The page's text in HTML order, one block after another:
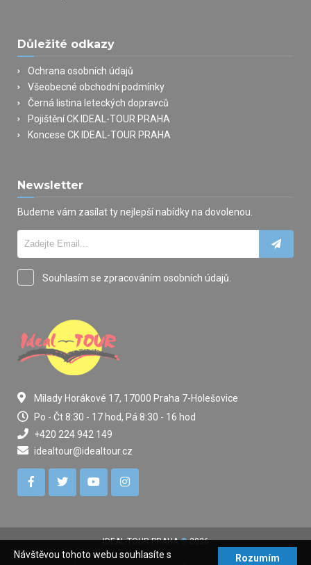
Rozumím
Návštěvou tohoto webu souhlasíte s
Důležité odkazy
Ochrana osobních údajů
Všeobecné obchodní podmínky
Černá listina leteckých dopravců
Pojištění CK IDEAL-TOUR PRAHA
Koncese CK IDEAL-TOUR PRAHA
Newsletter
Budeme vám zasílat ty nejlepší nabídky na dovolenou.
Souhlasím se zpracováním osobních údajů.
Milady Horákové 17, 17000 Praha 7-Holešovice
Po - Čt 8:30 - 17 hod, Pá 8:30 - 16 hod
+420 224 942 149
idealtour@idealtour.cz
IDEAL-TOUR PRAHA©2026